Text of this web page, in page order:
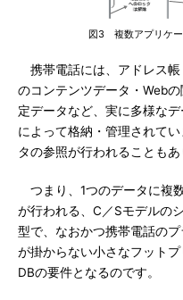
図3 複数アプリケー
携帯電話には、アドレス帳
のコンテンツデータ・Web
定データなど、実に多様な
によって格納・管理されて
タの参照が行われることもあ
つまり、1つのデータに複
が行われる、C／Sモデルの
型で、なおかつ携帯電話の
が掛からない小さなフット
DBの要件となるのです。